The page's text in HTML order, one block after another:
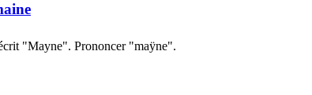
"Mayne". Prononcer "maÿne".